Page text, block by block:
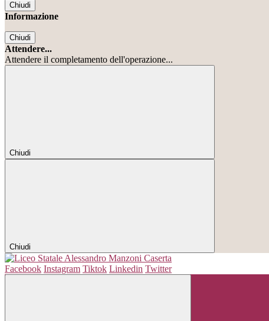
Chiudi
Informazione
Chiudi
Attendere...
Attendere il completamento dell'operazione...
Chiudi
Chiudi
Facebook Instagram Tiktok Linkedin Twitter